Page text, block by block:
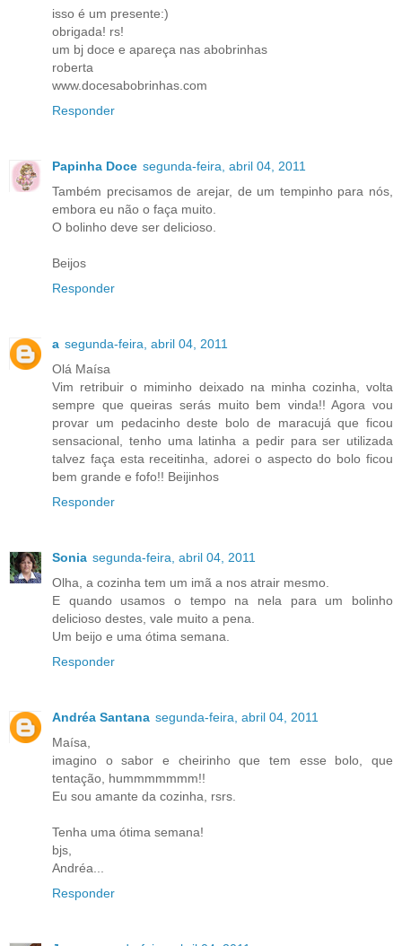
isso é um presente:)
obrigada! rs!
um bj doce e apareça nas abobrinhas
roberta
www.docesabobrinhas.com
Responder
Papinha Doce segunda-feira, abril 04, 2011
Também precisamos de arejar, de um tempinho para nós,
embora eu não o faça muito.
O bolinho deve ser delicioso.
Beijos
Responder
a segunda-feira, abril 04, 2011
Olá Maísa
Vim retribuir o miminho deixado na minha cozinha, volta
sempre que queiras serás muito bem vinda!! Agora vou
provar um pedacinho deste bolo de maracujá que ficou
sensacional, tenho uma latinha a pedir para ser utilizada
talvez faça esta receitinha, adorei o aspecto do bolo ficou
bem grande e fofo!! Beijinhos
Responder
Sonia segunda-feira, abril 04, 2011
Olha, a cozinha tem um imã a nos atrair mesmo.
E quando usamos o tempo na nela para um bolinho
delicioso destes, vale muito a pena.
Um beijo e uma ótima semana.
Responder
Andréa Santana segunda-feira, abril 04, 2011
Maísa,
imagino o sabor e cheirinho que tem esse bolo, que
tentação, hummmmmmm!!
Eu sou amante da cozinha, rsrs.
Tenha uma ótima semana!
bjs,
Andréa...
Responder